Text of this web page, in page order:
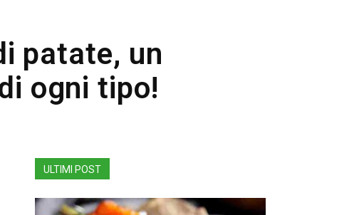
patate, un
ogni tipo!
ULTIMI POST